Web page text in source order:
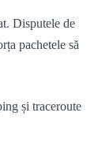
Disputele de
pachetele să
și traceroute